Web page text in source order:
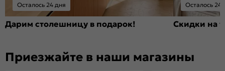
Осталось 24 дня
Дарим столешницу в подарок!
Осталось 24
Скидки на
Приезжайте в наши магазины